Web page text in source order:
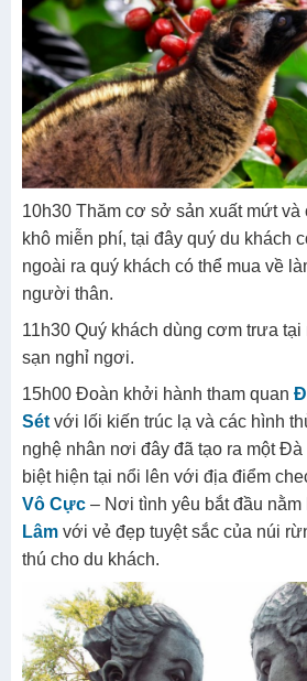
10h30 Thăm cơ sở sản xuất mứt và
khô miễn phí, tại đây quý du khách
ngoài ra quý khách có thể mua về
người thân.
11h30 Quý khách dùng cơm trưa tại
sạn nghỉ ngơi.
15h00 Đoàn khởi hành tham quan
Sét với lối kiến trúc lạ và các hình
nghệ nhân nơi đây đã tạo ra một
biệt hiện tại nổi lên với địa điểm
Vô Cực – Nơi tình yêu bắt đầu nằm
Lâm với vẻ đẹp tuyệt sắc của núi
thú cho du khách.